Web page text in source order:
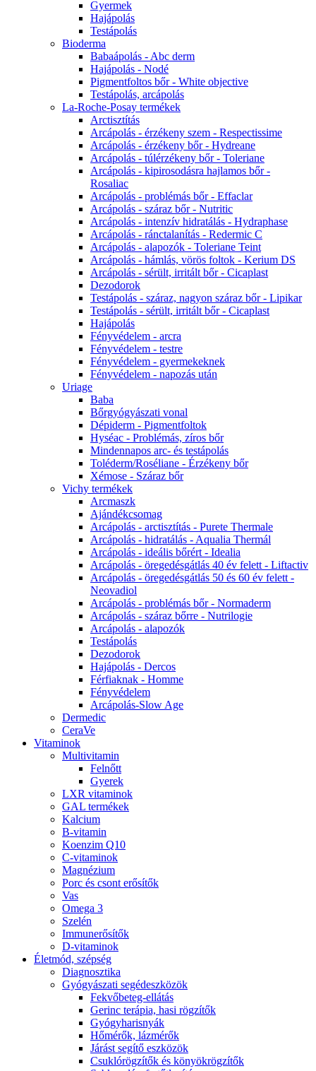
Gyermek
Hajápolás
Testápolás
Bioderma
Babaápolás - Abc derm
Hajápolás - Nodé
Pigmentfoltos bőr - White objective
Testápolás, arcápolás
La-Roche-Posay termékek
Arctisztítás
Arcápolás - érzékeny szem - Respectissime
Arcápolás - érzékeny bőr - Hydreane
Arcápolás - túlérzékeny bőr - Toleriane
Arcápolás - kipirosodásra hajlamos bőr -
Rosaliac
Arcápolás - problémás bőr - Effaclar
Arcápolás - száraz bőr - Nutritic
Arcápolás - intenzív hidratálás - Hydraphase
Arcápolás - ránctalanítás - Redermic C
Arcápolás - alapozók - Toleriane Teint
Arcápolás - hámlás, vörös foltok - Kerium DS
Arcápolás - sérült, irritált bőr - Cicaplast
Dezodorok
Testápolás - száraz, nagyon száraz bőr - Lipikar
Testápolás - sérült, irritált bőr - Cicaplast
Hajápolás
Fényvédelem - arcra
Fényvédelem - testre
Fényvédelem - gyermekeknek
Fényvédelem - napozás után
Uriage
Baba
Bőrgyógyászati vonal
Dépiderm - Pigmentfoltok
Hyséac - Problémás, zíros bőr
Mindennapos arc- és testápolás
Toléderm/Roséliane - Érzékeny bőr
Xémose - Száraz bőr
Vichy termékek
Arcmaszk
Ajándékcsomag
Arcápolás - arctisztítás - Purete Thermale
Arcápolás - hidratálás - Aqualia Thermál
Arcápolás - ideális bőrért - Idealia
Arcápolás - öregedésgátlás 40 év felett - Liftactiv
Arcápolás - öregedésgátlás 50 és 60 év felett -
Neovadiol
Arcápolás - problémás bőr - Normaderm
Arcápolás - száraz bőrre - Nutrilogie
Arcápolás - alapozók
Testápolás
Dezodorok
Hajápolás - Dercos
Férfiaknak - Homme
Fényvédelem
Arcápolás-Slow Age
Dermedic
CeraVe
Vitaminok
Multivitamin
Felnőtt
Gyerek
LXR vitaminok
GAL termékek
Kalcium
B-vitamin
Koenzim Q10
C-vitaminok
Magnézium
Porc és csont erősítők
Vas
Omega 3
Szelén
Immunerősítők
D-vitaminok
Életmód, szépség
Diagnosztika
Gyógyászati segédeszközök
Fekvőbeteg-ellátás
Gerinc terápia, hasi rögzítők
Gyógyharisnyák
Hőmérők, lázmérők
Járást segítő eszközök
Csuklórögzítők és könyökrögzítők